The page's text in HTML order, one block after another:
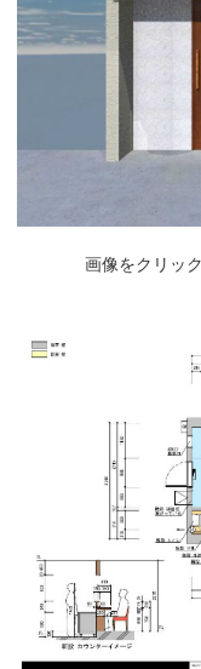
画像をクリッ